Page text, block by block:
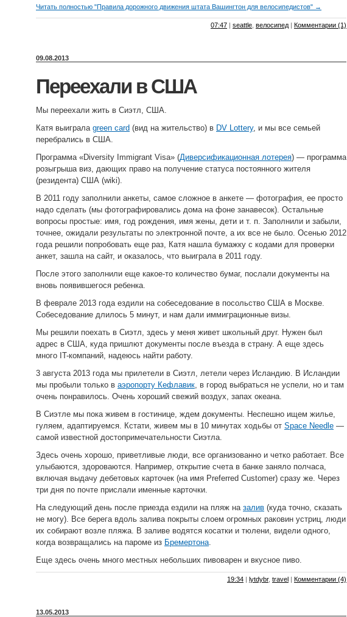
Читать полностью "Правила дорожного движения штата Вашингтон для велосипедистов" →
07:47 | seattle велосипед | Комментарии (1)
09.08.2013
Переехали в США
Мы переехали жить в Сиэтл, США.
Катя выиграла green card (вид на жительство) в DV Lottery, и мы все семьей
перебрались в США.
Программа «Diversity Immigrant Visa» (Диверсификационная лотерея) — программа
розыгрыша виз, дающих право на получение статуса постоянного жителя
(резидента) США (wiki).
В 2011 году заполнили анкеты, самое сложное в анкете — фотография, ее просто
надо сделать (мы фотографировались дома на фоне занавесок). Остальные
вопросы простые: имя, год рождения, имя жены, дети и т. п. Заполнили и забыли,
точнее, ожидали результаты по электронной почте, а их все не было. Осенью 2012
года решили попробовать еще раз, Катя нашла бумажку с кодами для проверки
анкет, зашла на сайт, и оказалось, что выиграла в 2011 году.
После этого заполнили еще какое-то количество бумаг, послали документы на
вновь появившегося ребенка.
В феврале 2013 года ездили на собеседование в посольство США в Москве.
Собеседование длилось 5 минут, и нам дали иммиграционные визы.
Мы решили поехать в Сиэтл, здесь у меня живет школьный друг. Нужен был
адрес в США, куда пришлют документы после въезда в страну. А еще здесь
много IT-компаний, надеюсь найти работу.
3 августа 2013 года мы прилетели в Сиэтл, летели через Исландию. В Исландии
мы пробыли только в аэропорту Кефлавик, в город выбраться не успели, но и там
очень понравилось. Очень хороший свежий воздух, запах океана.
В Сиэтле мы пока живем в гостинице, ждем документы. Неспешно ищем жилье,
гуляем, адаптируемся. Кстати, живем мы в 10 минутах ходьбы от Space Needle —
самой известной достопримечательности Сиэтла.
Здесь очень хорошо, приветливые люди, все организованно и четко работает. Все
улыбаются, здороваются. Например, открытие счета в банке заняло полчаса,
включая выдачу дебетовых карточек (на имя Preferred Customer) сразу же. Через
три дня по почте прислали именные карточки.
На следующий день после приезда ездили на пляж на залив (куда точно, сказать
не могу). Все берега вдоль залива покрыты слоем огромных раковин устриц, люди
их собирают возле пляжа. В заливе водятся косатки и тюлени, видели одного,
когда возвращались на пароме из Бремертона.
Еще здесь очень много местных небольших пивоварен и вкусное пиво.
19:34 | lytdybr, travel | Комментарии (4)
13.05.2013